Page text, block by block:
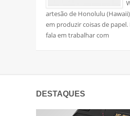
artesão de Honolulu
em produzir coisas de papel.
fala em trabalhar com
DESTAQUES